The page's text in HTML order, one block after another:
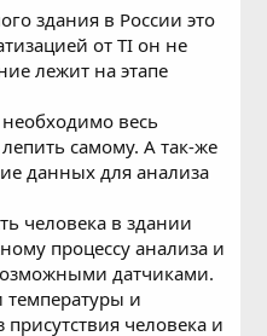
здания в России это
от TI он не
лежит на этапе
весь
самому. А так-же
данных для анализа
человека в здании
процессу анализа и
датчиками.
и
человека и